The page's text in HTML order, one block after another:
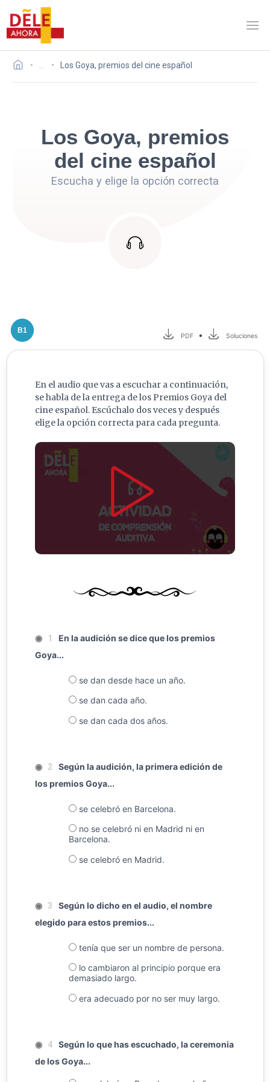
Los Goya, premios del cine español
Los Goya, premios
del cine español
Escucha y elige la opción correcta
B1
PDF • Soluciones
En el audio que vas a escuchar a continuación,
se habla de la entrega de los Premios Goya del
cine español. Escúchalo dos veces y después
elige la opción correcta para cada pregunta.
◉ 1
En la audición se dice que los premios
Goya...
se dan desde hace un año.
se dan cada año.
se dan cada dos años.
◉ 2
Según la audición, la primera edición de
los premios Goya...
se celebró en Barcelona.
no se celebró ni en Madrid ni en
Barcelona.
se celebró en Madrid.
◉ 3
Según lo dicho en el audio, el nombre
elegido para estos premios...
tenía que ser un nombre de persona.
lo cambiaron al principio porque era
demasiado largo.
era adecuado por no ser muy largo.
◉ 4
Según lo que has escuchado, la ceremonia
de los Goya...